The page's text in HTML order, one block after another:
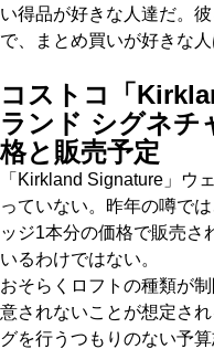
い得品が好きな人達だ。
で、まとめ買いが好きな
コストコ「
ランド シグネチ
格と販売予定
「Kirkland Signature」ウ
っていない。昨年の噂で
ッジ1本分の価格で販売さ
いるわけではない。
おそらくロフトの種類が
意されないことが想定さ
グを行うつもりのない予